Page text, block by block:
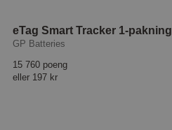
eTag Smart Tracker 1-pakning
GP Batteries
15 760 poeng
eller 197 kr